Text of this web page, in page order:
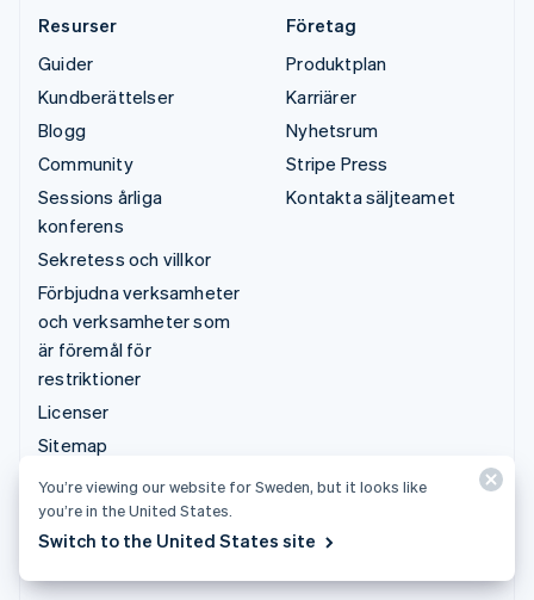
Resurser
Guider
Kundberättelser
Blogg
Community
Sessions årliga
konferens
Sekretess och villkor
Förbjudna verksamheter
och verksamheter som
är föremål för
restriktioner
Licenser
Sitemap
Cookie-inställningar
Fler resurser
Företag
Produktplan
Karriärer
Nyhetsrum
Stripe Press
Kontakta säljteamet
You’re viewing our website for Sweden, but it looks like
you’re in the United States.
Switch to the United States site